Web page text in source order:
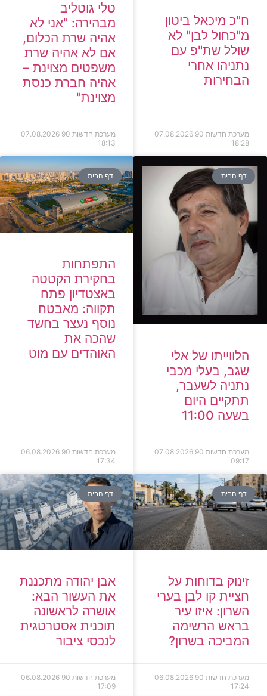
ח"כ מיכאל ביטון
מ"כחול לבן" לא
שולל שת"פ עם
נתניהו אחרי
הבחירות
מערכת חדשות 90
07.08.2026
18:28
טלי גוטליב
מבהירה: "אני לא
אהיה שרת הכלום,
אם לא אהיה שרת
משפטים מצוינת –
אהיה חברת כנסת
מצוינת"
מערכת חדשות 90
07.08.2026
18:13
דף הבית
הלווייתו של אלי
שגב, בעלי מכבי
נתניה לשעבר,
תתקיים היום
בשעה 11:00
מערכת חדשות 90
07.08.2026
09:17
דף הבית
התפתחות
בחקירת הקטטה
באצטדיון פתח
תקווה: מאבטח
נוסף נעצר בחשד
שהכה את
האוהדים עם מוט
מערכת חדשות 90
06.08.2026
17:34
דף הבית
זינוק בדוחות על
חציית קו לבן בערי
השרון: איזו עיר
בראש הרשימה
המביכה בשרון?
מערכת חדשות 90
06.08.2026
17:24
דף הבית
אבן יהודה מתכננת
את העשור הבא:
אושרה לראשונה
תוכנית אסטרטגית
לנכסי ציבור
מערכת חדשות 90
06.08.2026
17:09